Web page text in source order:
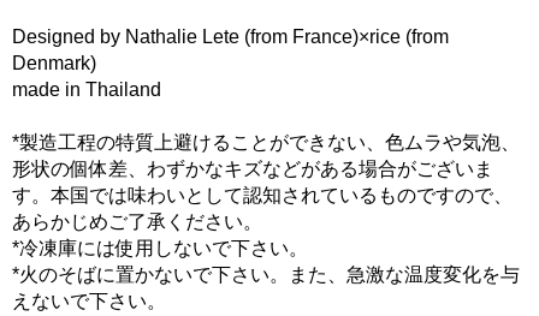
Designed by Nathalie Lete (from France)×rice (from
Denmark)
made in Thailand
*製造工程の特質上避けることができない、色ムラや気泡、
形状の個体差、わずかなキズなどがある場合がございま
す。本国では味わいとして認知されているものですので、
あらかじめご了承ください。
*冷凍庫には使用しないで下さい。
*火のそばに置かないで下さい。また、急激な温度変化を与
えないで下さい。